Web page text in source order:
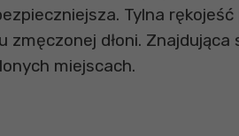
Tylna
dłoni.
miejscach.